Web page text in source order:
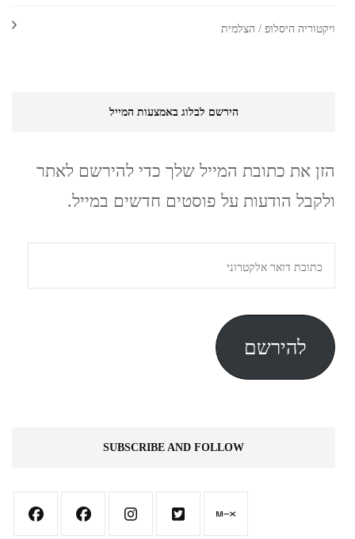
ויקטוריה היסלופ / הצלמית
הירשם לבלוג באמצעות המייל
הזן את כתובת המייל שלך כדי להירשם לאתר
ולקבל הודעות על פוסטים חדשים במייל.
דואר
אלקטרוני
להירשם
SUBSCRIBE AND FOLLOW